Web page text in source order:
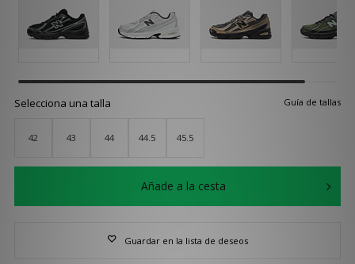
Guía de tallas
Selecciona una talla
42 43 44 44.5 45.5
Añade a la cesta
Guardar en la lista de deseos